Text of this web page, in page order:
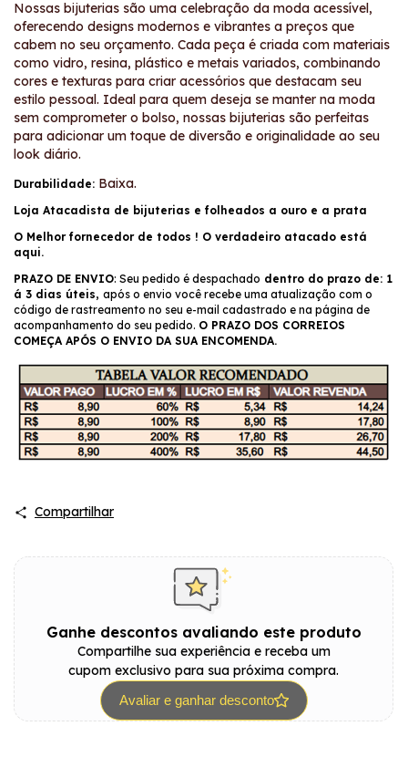
Nossas bijuterias são uma celebração da moda acessível,
oferecendo designs modernos e vibrantes a preços que
cabem no seu orçamento. Cada peça é criada com materiais
como vidro, resina, plástico e metais variados, combinando
cores e texturas para criar acessórios que destacam seu
estilo pessoal. Ideal para quem deseja se manter na moda
sem comprometer o bolso, nossas bijuterias são perfeitas
para adicionar um toque de diversão e originalidade ao seu
look diário.
Durabilidade: Baixa.
Loja Atacadista de bijuterias e folheados a ouro e a prata
O Melhor fornecedor de todos ! O verdadeiro atacado está
aqui.
PRAZO DE ENVIO: Seu pedido é despachado dentro do prazo de: 1
á 3 dias úteis, após o envio você recebe uma atualização com o
código de rastreamento no seu e-mail cadastrado e na página de
acompanhamento do seu pedido. O PRAZO DOS CORREIOS
COMEÇA APÓS O ENVIO DA SUA ENCOMENDA.
Compartilhar
Ganhe descontos avaliando este produto
Compartilhe sua experiência e receba um
cupom exclusivo para sua próxima compra.
Avaliar e ganhar desconto